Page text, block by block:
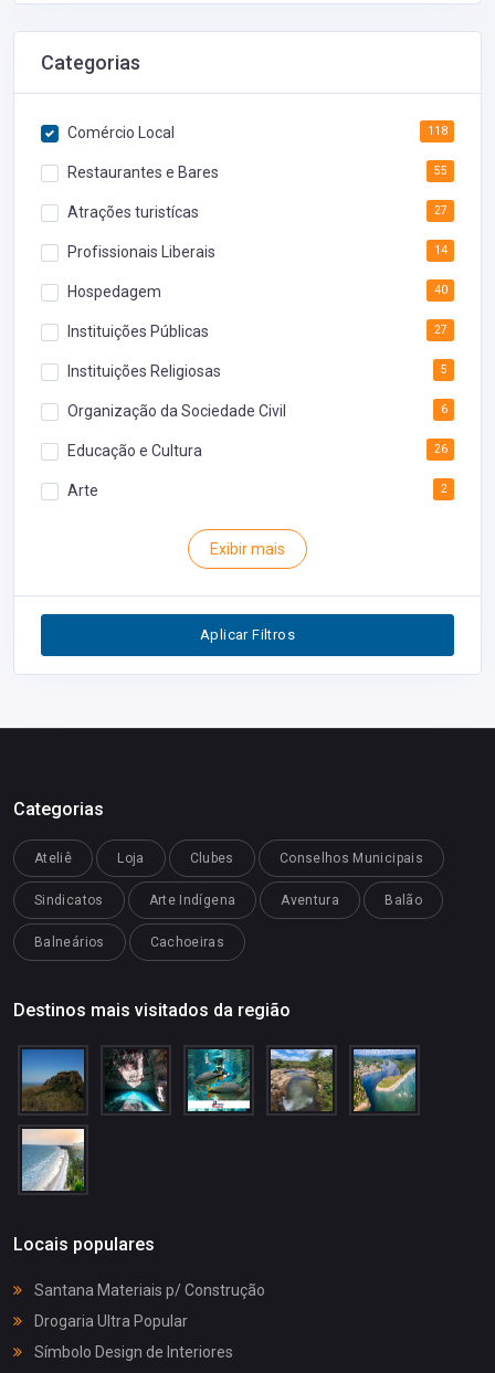
Categorias
Comércio Local 118
Restaurantes e Bares 55
Atrações turistícas 27
Profissionais Liberais 14
Hospedagem 40
Instituições Públicas 27
Instituições Religiosas 5
Organização da Sociedade Civil 6
Educação e Cultura 26
Arte 2
Exibir mais
Aplicar Filtros
Categorias
Ateliê Loja Clubes Conselhos Municipais
Sindicatos Arte Indígena Aventura Balão
Balneários Cachoeiras
Destinos mais visitados da região
Locais populares
Santana Materiais p/ Construção
Drogaria Ultra Popular
Símbolo Design de Interiores